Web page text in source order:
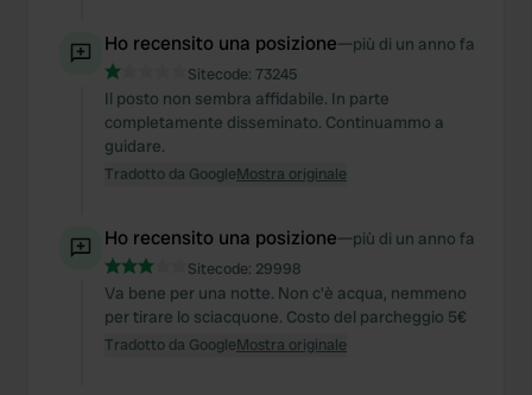
Ho recensito una posizione—più di un anno fa
Sitecode: 73245
Il posto non sembra affidabile. In parte
completamente disseminato. Continuammo a
guidare.
Tradotto da GoogleMostra originale
Ho recensito una posizione—più di un anno fa
Sitecode: 29998
Va bene per una notte. Non c'è acqua, nemmeno
per tirare lo sciacquone. Costo del parcheggio 5€
Tradotto da GoogleMostra originale